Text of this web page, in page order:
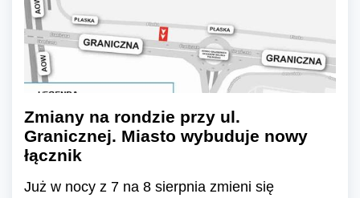
Zmiany na rondzie przy ul.
Granicznej. Miasto wybuduje nowy
łącznik
Już w nocy z 7 na 8 sierpnia zmieni się